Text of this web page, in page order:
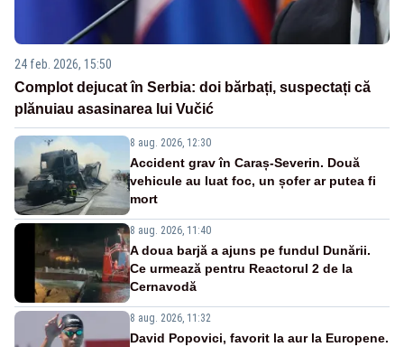
24 feb. 2026, 15:50
Complot dejucat în Serbia: doi bărbați, suspectați că
plănuiau asasinarea lui Vučić
8 aug. 2026, 12:30
Accident grav în Caraș-Severin. Două
vehicule au luat foc, un șofer ar putea fi
mort
8 aug. 2026, 11:40
A doua barjă a ajuns pe fundul Dunării.
Ce urmează pentru Reactorul 2 de la
Cernavodă
8 aug. 2026, 11:32
David Popovici, favorit la aur la Europene.